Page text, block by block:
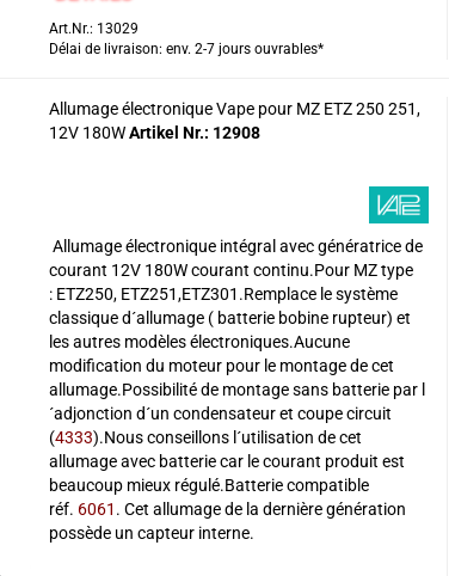
Art.Nr.: 13029
Délai de livraison: env. 2-7 jours ouvrables*
Allumage électronique Vape pour MZ ETZ 250 251,
12V 180WArtikel Nr.: 12908
Allumage électronique intégral avec génératrice de
courant 12V 180W courant continu.Pour MZ type
: ETZ250, ETZ251,ETZ301.Remplace le système
classique d´allumage ( batterie bobine rupteur) et
les autres modèles électroniques.Aucune
modification du moteur pour le montage de cet
allumage.Possibilité de montage sans batterie par l
´adjonction d´un condensateur et coupe circuit
(4333).Nous conseillons l´utilisation de cet
allumage avec batterie car le courant produit est
beaucoup mieux régulé.Batterie compatible
réf. 6061 . Cet allumage de la dernière génération
possède un capteur interne.